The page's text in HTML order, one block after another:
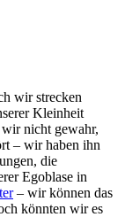
wir strecken
Kleinheit
nicht gewahr,
– wir haben ihn
die
Egoblase in
– wir können das
könnten wir es